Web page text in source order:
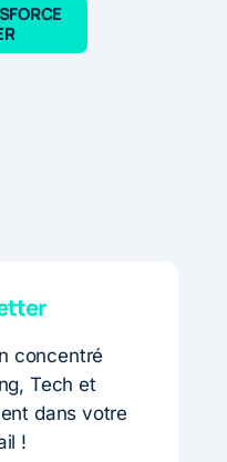
concentré
Tech et
dans votre
!